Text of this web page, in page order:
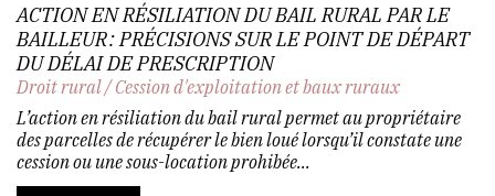
ACTION EN RÉSILIATION DU BAIL RURAL PAR LE
BAILLEUR : PRÉCISIONS SUR LE POINT DE DÉPART
DU DÉLAI DE PRESCRIPTION
Droit rural/Cession d'exploitation et baux ruraux
L’action en résiliation du bail rural permet au propriétaire
des parcelles de récupérer le bien loué lorsqu’il constate une
cession ou une sous-location prohibée...